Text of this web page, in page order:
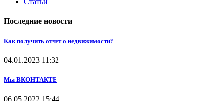
Статьи
Последние новости
Как получить отчет о недвижимости?
04.01.2023 11:32
Мы ВКОНТАКТЕ
06.05.2022 15:44